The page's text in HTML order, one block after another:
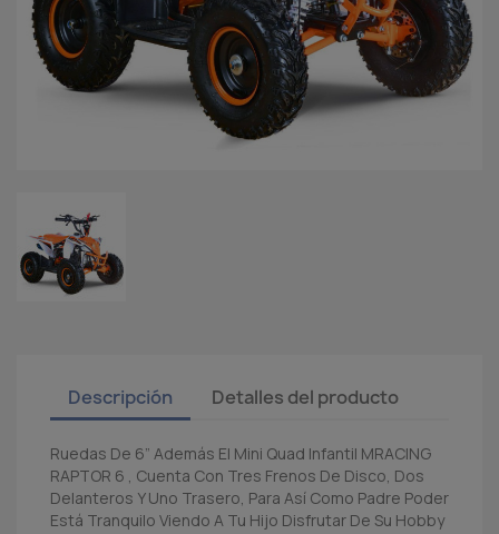
Descripción Detalles del producto
Ruedas De 6” Además El Mini Quad Infantil MRACING
RAPTOR 6 , Cuenta Con Tres Frenos De Disco, Dos
Delanteros Y Uno Trasero, Para Así Como Padre Poder
Está Tranquilo Viendo A Tu Hijo Disfrutar De Su Hobby